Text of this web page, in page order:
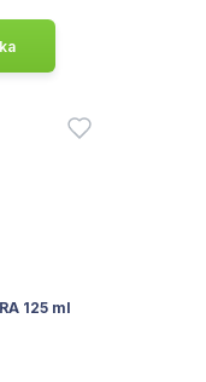
125 ml